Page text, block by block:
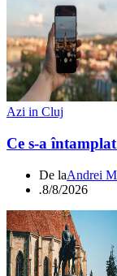
Azi in Cluj
Ce s-a
De laAndrei
.8/8/2026